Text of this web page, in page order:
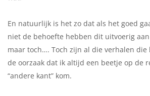
En natuurlijk is het zo dat als het goed
niet de behoefte hebben dit uitvoerig
maar toch…. Toch zijn al die verhalen die
de oorzaak dat ik altijd een beetje op de
“andere kant” kom.